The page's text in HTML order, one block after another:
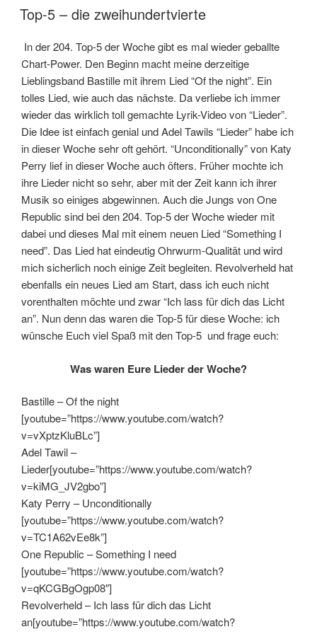
AM
Top-5 – die zweihundertvierte
In der 204. Top-5 der Woche gibt es mal wieder geballte
Chart-Power. Den Beginn macht meine derzeitige
Lieblingsband Bastille mit ihrem Lied “Of the night”. Ein
tolles Lied, wie auch das nächste. Da verliebe ich immer
wieder das wirklich toll gemachte Lyrik-Video von “Lieder”.
Die Idee ist einfach genial und Adel Tawils “Lieder” habe ich
in dieser Woche sehr oft gehört. “Unconditionally” von Katy
Perry lief in dieser Woche auch öfters. Früher mochte ich
ihre Lieder nicht so sehr, aber mit der Zeit kann ich ihrer
Musik so einiges abgewinnen. Auch die Jungs von One
Republic sind bei den 204. Top-5 der Woche wieder mit
dabei und dieses Mal mit einem neuen Lied “Something I
need”. Das Lied hat eindeutig Ohrwurm-Qualität und wird
mich sicherlich noch einige Zeit begleiten. Revolverheld hat
ebenfalls ein neues Lied am Start, dass ich euch nicht
vorenthalten möchte und zwar “Ich lass für dich das Licht
an”. Nun denn das waren die Top-5 für diese Woche: ich
wünsche Euch viel Spaß mit den Top-5 und frage euch:
Was waren Eure Lieder der Woche?
Bastille – Of the night
[youtube=”https://www.youtube.com/watch?
v=vXptzKluBLc”]
Adel Tawil –
Lieder[youtube=”https://www.youtube.com/watch?
v=kiMG_JV2gbo”]
Katy Perry – Unconditionally
[youtube=”https://www.youtube.com/watch?
v=TC1A62vEe8k”]
One Republic – Something I need
[youtube=”https://www.youtube.com/watch?
v=qKCGBgOgp08″]
Revolverheld – Ich lass für dich das Licht
an[youtube=”https://www.youtube.com/watch?